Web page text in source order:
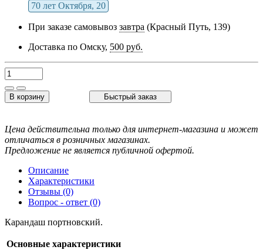
70 лет Октября, 20
При заказе самовывоз завтра (Красный Путь, 139)
Доставка по Омску, 500 руб.
В корзину Быстрый заказ
Цена действительна только для интернет-магазина и может
отличаться в розничных магазинах.
Предложение не является публичной офертой.
Описание
Характеристики
Отзывы (0)
Вопрос - ответ (0)
Карандаш портновский.
Основные характеристики